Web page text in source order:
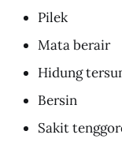
Pilek
Mata berair
Hidung
Bersin
Sakit